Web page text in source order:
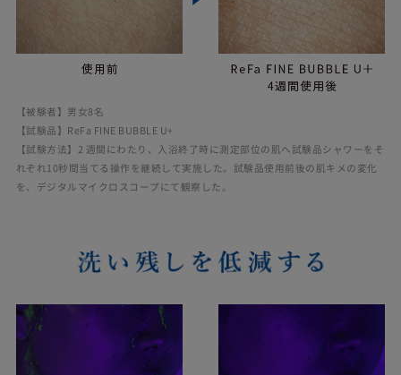
【被験者】男女8名
【試験品】ReFa FINE BUBBLE U+
【試験方法】2 週間にわたり、入浴終了時に測定部位の肌へ試験品シャワーをそ
れぞれ10秒間当てる操作を継続して実施した。試験品使用前後の肌キメの変化
を、デジタルマイクロスコープにて観察した。